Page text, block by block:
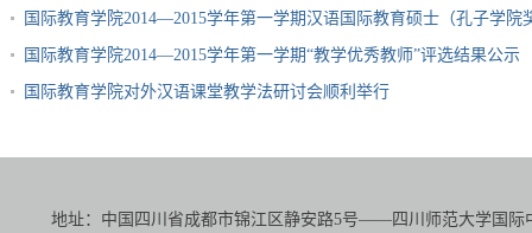
国际教育学院2014—2015学年第一学期汉语国际教育硕士（孔子学院
国际教育学院2014—2015学年第一学期“教学优秀教师”评选结果公示
国际教育学院对外汉语课堂教学法研讨会顺利举行
地址：中国四川省成都市锦江区静安路5号——四川师范大学国